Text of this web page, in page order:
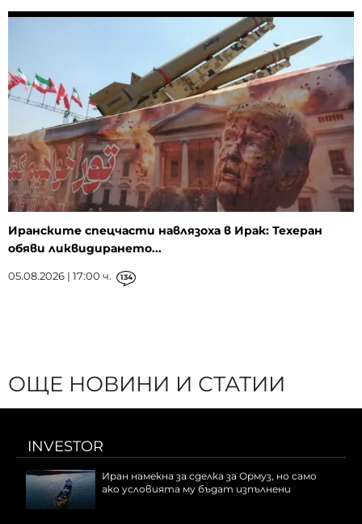
Иранските спецчасти навлязоха в Ирак: Техеран
обяви ликвидирането...
05.08.2026 | 17:00 ч. 134
ОЩЕ НОВИНИ И СТАТИИ
INVESTOR
Иран намекна за сделка за Ормуз, но само
ако условията му бъдат изпълнени